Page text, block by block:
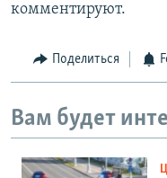
комментируют.
Поделиться
Вам будет